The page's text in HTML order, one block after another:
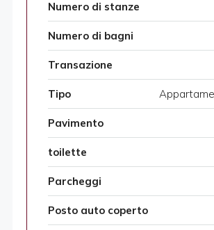
Numero di stanze
Numero di bagni
Transazione
Tipo
Pavimento
toilette
Parcheggi
Posto auto coperto